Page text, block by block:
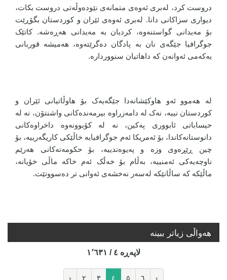
دروست کرد، لەبری ئەوەی متمانەی نێودەوڵەتی دروست بکات،
دیواری سزاکانی دانا. لەبری ئەوەی ئێران و کوردستان بگۆڕێت
بۆ مەیدانی گواستنەوە، کردیان بە مەیدانی هەڕەشە. کاتێک
جوگرافیا جێگەی نان بە پادگان دەگرێتەوە، هەمیشە قوربانی
یەکەمی ئەوانەن کە داهاتیان سنووردارە.
له هەموو ئەو هاوکێشانەدا جێگەیەک بۆ هاوڵاتیانی ئێران و
کوردستان نییە، نەک لە دامەزراوە بیرمەندەکانی واشنتۆن، نە لە
حیساباتی ئابووری پەکین، نە لە کۆبوونەوە داخراوەکانی
دانوستانەکاندا، بۆ ئەمریکا ئەم جوگرافیایە خاڵێکی کاریگەرییە، بۆ
چین ڕێڕەوی وزە و پەیوەندییە، بۆ حکومەتەکانی هەرێم
ناوچەیەکی ئەمنییە، بەڵام بۆ خەڵک ئەم خاکە ماڵی خۆیانە،
ماڵێکە کە ساڵانێکە لەسەر نەخشەی ئەوانی تر دەسووتێت.
هه‌واڵی زیاتر ببینە
لاپه‌ڕه‌ ٤ / ١٬٦٣١
‹ ٢ ٣ ٤ ٥ ٦ ›